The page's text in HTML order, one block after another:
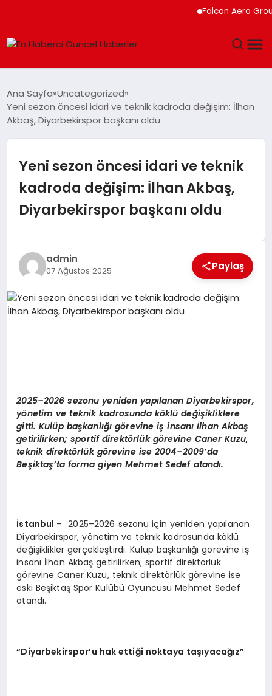
Falcon Aero Group,
SPOR
MAGAZIN
EKONOMI
EĞITIM
Ana Sayfa Uncategorized
Yeni sezon öncesi idari ve teknik kadroda değişim: İlhan
Akbaş, Diyarbekirspor başkanı oldu
Yeni sezon öncesi idari ve teknik
kadroda değişim: İlhan Akbaş,
Diyarbekirspor başkanı oldu
admin
07 Ağustos 2025 Paylaş
2025–2026 sezonu yeniden yapılanan Diyarbekirspor,
yönetim ve teknik kadrosunda köklü değişikliklere
gitti. Kulüp başkanlığı görevine iş insanı İlhan Akbaş
getirilirken; sportif direktörlük görevine Caner Kuzu,
teknik direktörlük görevine ise 2004–2009’da
Beşiktaş’ta forma giyen Mehmet Sedef atandı.
İstanbul – 2025–2026 sezonu için yeniden yapılanan
Diyarbekirspor, yönetim ve teknik kadrosunda köklü
değişiklikler gerçekleştirdi. Kulüp başkanlığı görevine iş
insanı İlhan Akbaş getirilirken; sportif direktörlük
görevine Caner Kuzu, teknik direktörlük görevine ise
eski Beşiktaş Spor Kulübü Oyuncusu Mehmet Sedef
atandı.
“Diyarbekirspor’u hak ettiği noktaya taşıyacağız”